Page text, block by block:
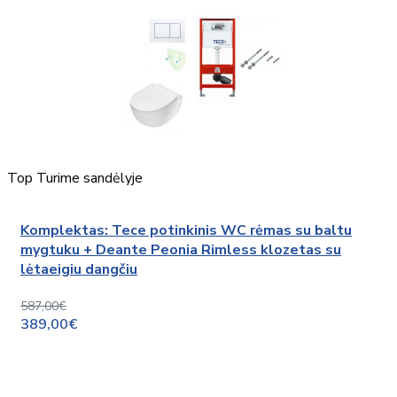
Top Turime sandėlyje
Komplektas: Tece potinkinis WC rėmas su baltu
mygtuku + Deante Peonia Rimless klozetas su
lėtaeigiu dangčiu
587,00€
389,00€